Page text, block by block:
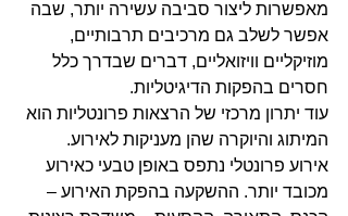
מאפשרות ליצור סביבה עשירה יותר, שבה
אפשר לשלב גם מרכיבים תרבותיים,
מוזיקליים וויזואליים, דברים שבדרך כלל
חסרים בהפקות הדיגיטליות.
עוד יתרון מרכזי של הרצאות פרונטליות הוא
המיתוג והיוקרה שהן מעניקות לאירוע.
אירוע פרונטלי נתפס באופן טבעי כאירוע
מכובד יותר. ההשקעה בהפקת האירוע –